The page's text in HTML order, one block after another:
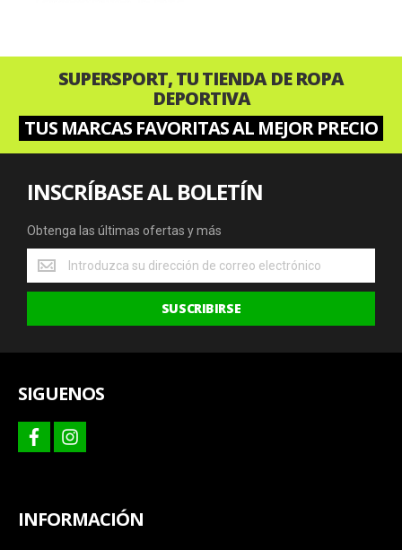
SUPERSPORT, TU TIENDA DE ROPA
DEPORTIVA
TUS MARCAS FAVORITAS AL MEJOR PRECIO
INSCRÍBASE AL BOLETÍN
Obtenga las últimas ofertas y más
Obtenga
las
últimas
y
SUSCRIBIRSE
SIGUENOS
facebookinstagram
INFORMACIÓN